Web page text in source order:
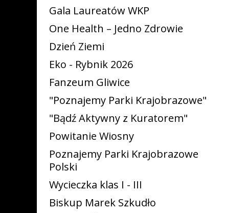
Gala Laureatów WKP
One Health – Jedno Zdrowie
Dzień Ziemi
Eko - Rybnik 2026
Fanzeum Gliwice
"Poznajemy Parki Krajobrazowe"
"Bądź Aktywny z Kuratorem"
Powitanie Wiosny
Poznajemy Parki Krajobrazowe
Polski
Wycieczka klas I - III
Biskup Marek Szkudło